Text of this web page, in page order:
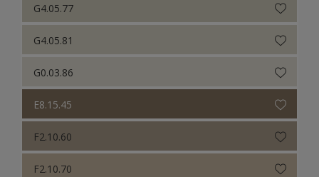
G4.05.77
G4.05.81
G0.03.86
E8.15.45
F2.10.60
F2.10.70